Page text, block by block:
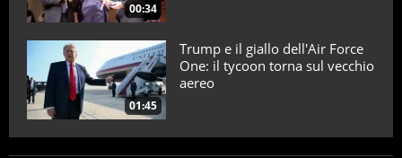
00:34
01:45
Trump e il giallo dell'Air Force
One: il tycoon torna sul vecchio
aereo